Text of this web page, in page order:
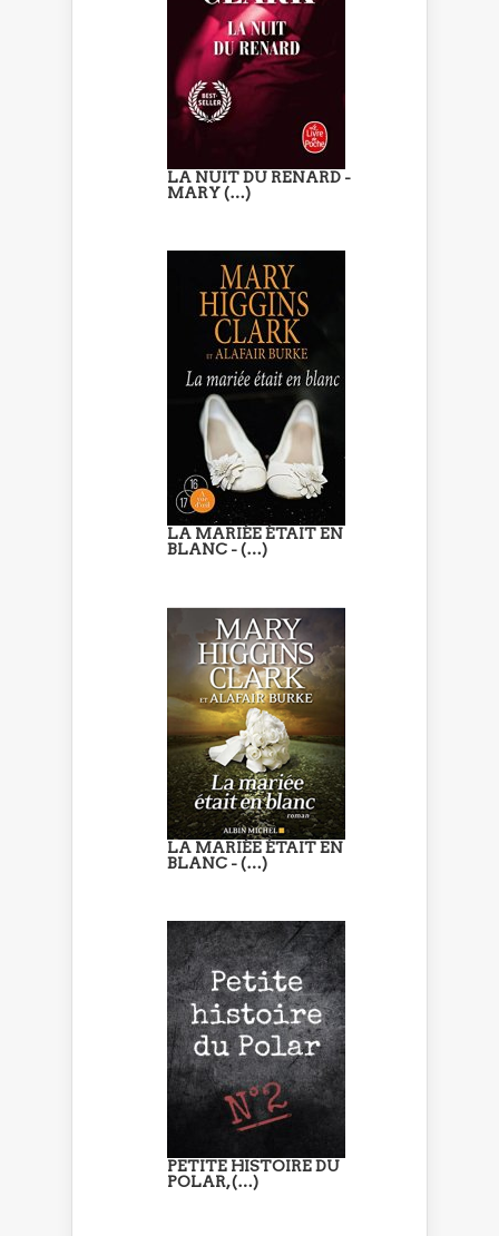
LA NUIT DU RENARD -
MARY (…)
LA MARIÉE ÉTAIT EN
BLANC - (…)
LA MARIÉE ÉTAIT EN
BLANC - (…)
PETITE HISTOIRE DU
POLAR, (…)